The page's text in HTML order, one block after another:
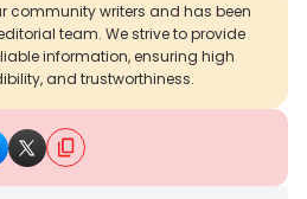
community writers and has been
team. We strive to provide
information, ensuring high
and trustworthiness.